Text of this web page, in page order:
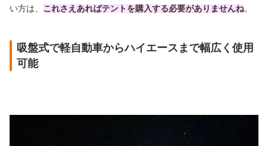
い方は、 これさえあればテントを購入する必要がありませんね。
吸盤式で軽自動車からハイエースまで幅広く使用
可能